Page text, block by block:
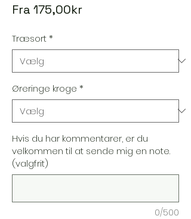
Fra 175,00krSalgspris
Træsort*
Øreringe kroge *
Hvis du har kommentarer, er du
velkommen til at sende mig en note.
(valgfrit)
0/500